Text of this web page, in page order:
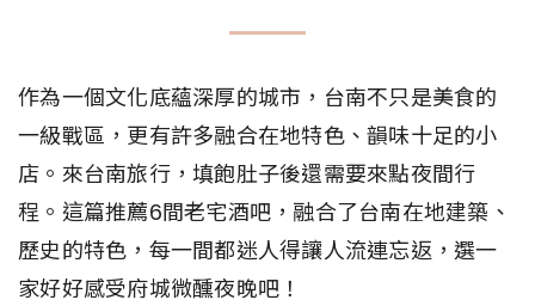
作為一個文化底蘊深厚的城市，台南不只是美食的
一級戰區，更有許多融合在地特色、韻味十足的小
店。來台南旅行，填飽肚子後還需要來點夜間行
程。這篇推薦6間老宅酒吧，融合了台南在地建築、
歷史的特色，每一間都迷人得讓人流連忘返，選一
家好好感受府城微醺夜晚吧！